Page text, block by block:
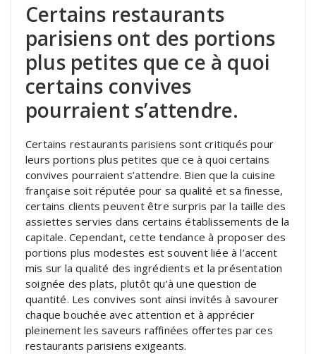
Certains restaurants
parisiens ont des portions
plus petites que ce à quoi
certains convives
pourraient s’attendre.
Certains restaurants parisiens sont critiqués pour
leurs portions plus petites que ce à quoi certains
convives pourraient s’attendre. Bien que la cuisine
française soit réputée pour sa qualité et sa finesse,
certains clients peuvent être surpris par la taille des
assiettes servies dans certains établissements de la
capitale. Cependant, cette tendance à proposer des
portions plus modestes est souvent liée à l’accent
mis sur la qualité des ingrédients et la présentation
soignée des plats, plutôt qu’à une question de
quantité. Les convives sont ainsi invités à savourer
chaque bouchée avec attention et à apprécier
pleinement les saveurs raffinées offertes par ces
restaurants parisiens exigeants.